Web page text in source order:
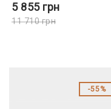
5 855 грн
11 710грн
55%